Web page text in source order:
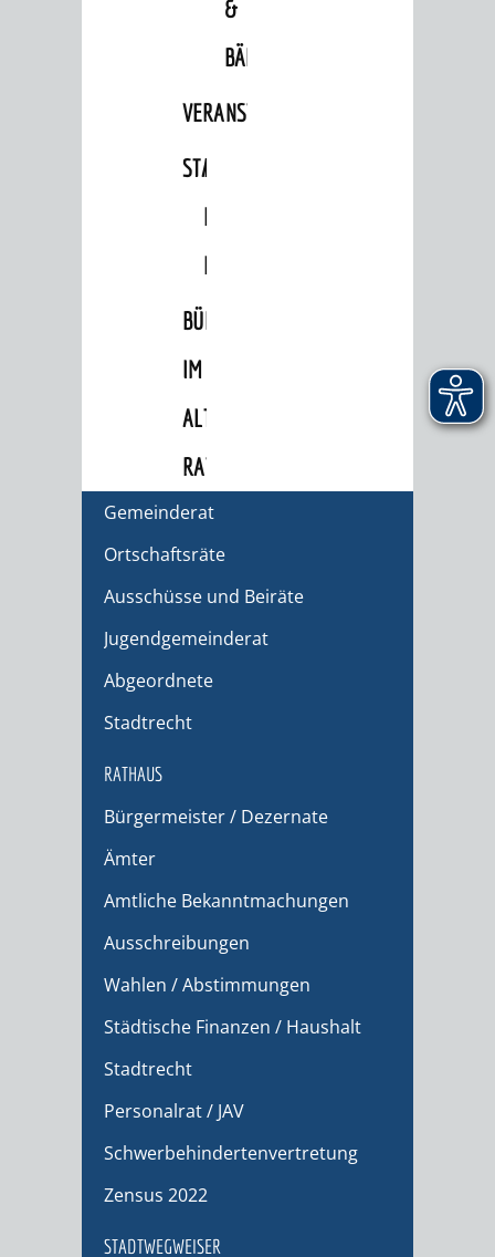
&
BÄDER
VERANSTALTUNGSRÄUME
STADTHALLE
ROLF-
ENGELBRECHT-
HAUS
BÜRGERSAAL
IM
ALTEN
RATHAUS
Menschen mit Behinderung
Menschen mit Demenz
Migranten / Flüchtlinge
Vermiete doch an deine Stadt
POLITIK & GREMIEN
Oberbürgermeister
Bürgerinformationssystem
Gemeinderat
Ortschaftsräte
Ausschüsse und Beiräte
Jugendgemeinderat
Abgeordnete
Stadtrecht
RATHAUS
Bürgermeister / Dezernate
Ämter
Amtliche Bekanntmachungen
Ausschreibungen
Wahlen / Abstimmungen
Städtische Finanzen / Haushalt
Stadtrecht
Personalrat / JAV
Schwerbehindertenvertretung
Zensus 2022
STADTWEGWEISER